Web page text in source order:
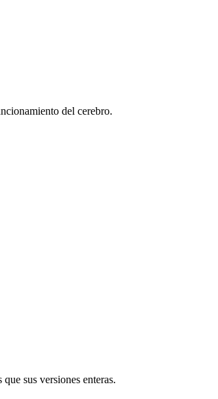
del cerebro.
sus versiones enteras.